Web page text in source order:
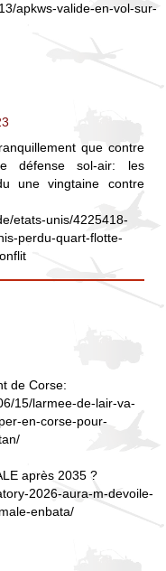
apkws-valide-en-vol-sur-
que contre
défense sol-air: les
une vingtaine contre
etats-unis/4225418-
perdu-quart-flotte-
de Corse:
15/larmee-de-lair-va-
en-corse-pour-
après 2035 ?
2026-aura-m-devoile-
enbata/